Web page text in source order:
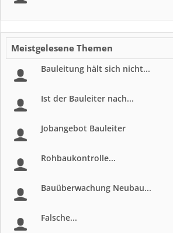
Meistgelesene Themen
Bauleitung hält sich nicht...
Ist der Bauleiter nach...
Jobangebot Bauleiter
Rohbaukontrolle...
Bauüberwachung Neubau...
Falsche...